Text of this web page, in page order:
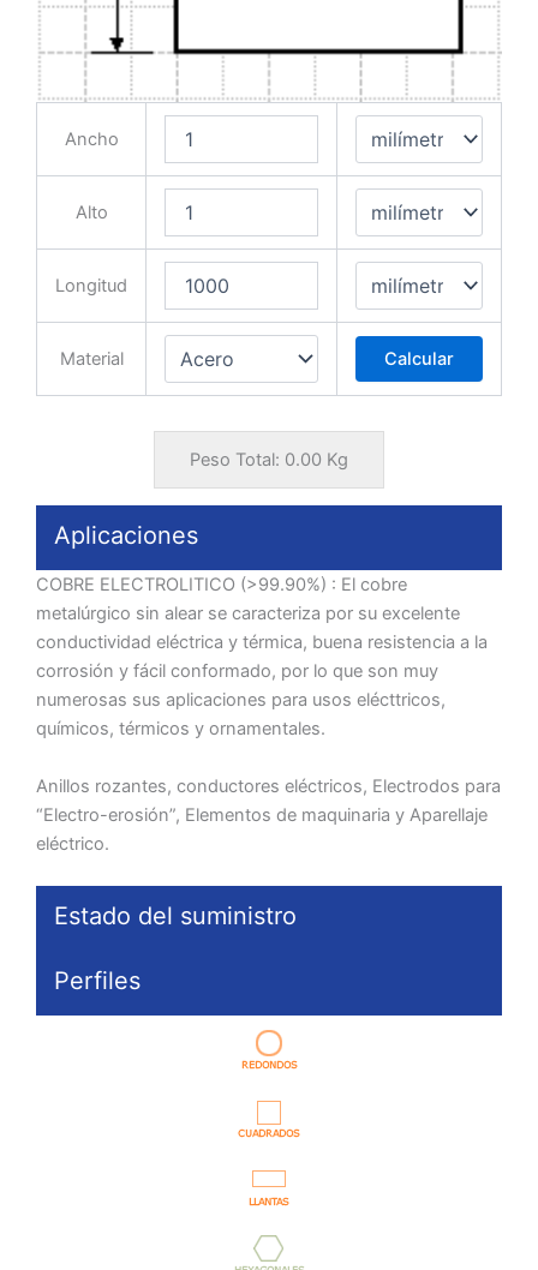
Ancho
Alto
Longitud
Material Calcular
Peso Total: 0.00 Kg
Aplicaciones
COBRE ELECTROLITICO (>99.90%) : El cobre
metalúrgico sin alear se caracteriza por su excelente
conductividad eléctrica y térmica, buena resistencia a la
corrosión y fácil conformado, por lo que son muy
numerosas sus aplicaciones para usos elécttricos,
químicos, térmicos y ornamentales.
Anillos rozantes, conductores eléctricos, Electrodos para
“Electro-erosión”, Elementos de maquinaria y Aparellaje
eléctrico.
Estado del suministro
Perfiles